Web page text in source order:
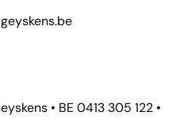
• BE 0413 305 122 •